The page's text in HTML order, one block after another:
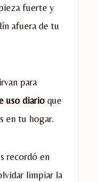
fuerte y
afuera de tu
para
uso diario que
en tu hogar.
recordó en
limpiar la